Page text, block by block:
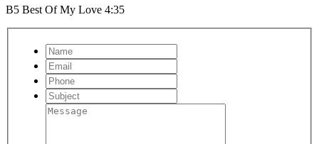
B5 Best Of My Love 4:35